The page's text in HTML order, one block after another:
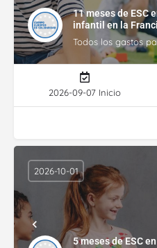
11 meses de ESC
infantil en la
Todos los gastos
2026-09-07 Inicio
5 meses de ESC
2026-10-01